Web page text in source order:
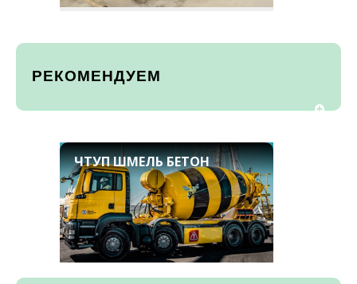
РЕКОМЕНДУЕМ
ЧТУП ШМЕЛЬ БЕТОН